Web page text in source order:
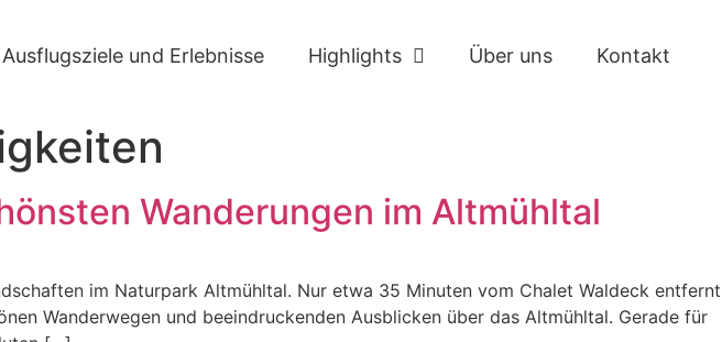
Ausflugsziele und Erlebnisse Highlights Über uns Kontakt
Wanderungen im Altmühltal
im Naturpark Altmühltal. Nur etwa 35 Minuten vom Chalet Waldeck entfernt
Wanderwegen und beeindruckenden Ausblicken über das Altmühltal. Gerade für